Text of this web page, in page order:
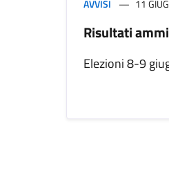
AVVISI 11
Risultati
Elezioni 8-9